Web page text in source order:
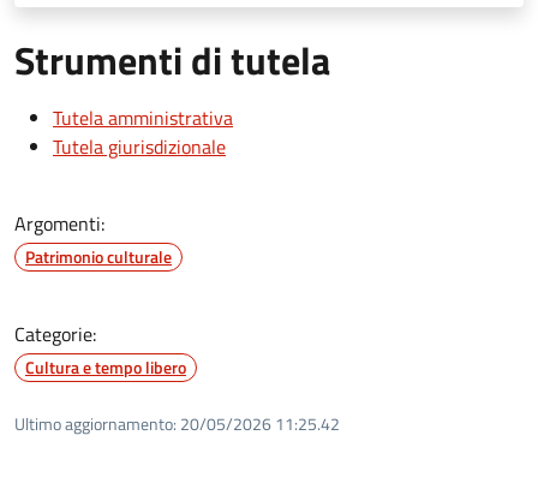
Strumenti di tutela
Tutela amministrativa
Tutela giurisdizionale
Argomenti:
Patrimonio culturale
Categorie:
Cultura e tempo libero
Ultimo aggiornamento: 20/05/2026 11:25.42